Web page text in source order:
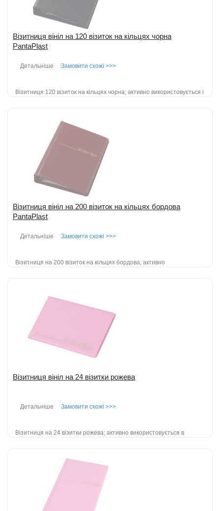
Візитниця вініл на 120 візиток на кільцях чорна
PantaPlast
Замовити схожі >>>
Детальніше
Візитниця 120 візиток на кільцях чорна; активно використовується і
Додати до порівняння
Візитниця вініл на 200 візиток на кільцях бордова
PantaPlast
Замовити схожі >>>
Детальніше
Візитниця на 200 візиток на кільцях бордова; активно
Додати до порівняння
Візитниця вініл на 24 візитки рожева
Замовити схожі >>>
Детальніше
Візитниця на 24 візитки рожева; активно використовується в
Додати до порівняння